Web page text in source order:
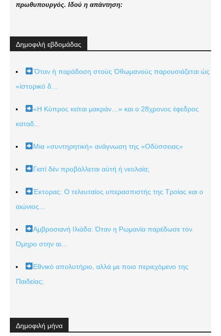
πρωθυπουργός. Ιδού η απάντηση:
Δημοφιλή εβδομάδας
Ὅταν ἡ παράδοση στούς Ὀθωμανούς παρουσιάζεται ὡς
«ἱστορικό δ...
«Η Κύπρος κείται μακράν…» και ο 28χρονος έφεδρος
καταδ...
Μια «συντηρητική» ανάγνωση της «Οδύσσειας»
Γιατί δέν προβάλλεται αὐτή ἡ νεολαία;
Έκτορας: Ο τελευταίος υπερασπιστής της Τροίας και ο
αιώνιος...
Αμβροσιανή Ιλιάδα: Όταν η Ρωμανία παρέδωσε τον
Όμηρο στην αι...
Εθνικό απολυτήριο, αλλά με ποιο περιεχόμενο της
Παιδείας;
Δημοφιλή μήνα